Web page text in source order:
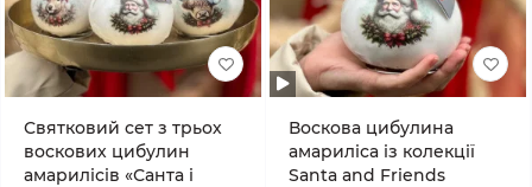
Святковий сет з трьох
воскових цибулин
амарилісів «Санта і
Воскова цибулина
амариліса із колекції
Santa and Friends